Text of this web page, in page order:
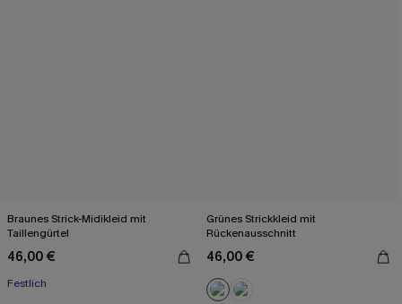
Braunes Strick-Midikleid mit
Taillengürtel
46,00 €
Festlich
Grünes Strickkleid mit
Rückenausschnitt
46,00 €